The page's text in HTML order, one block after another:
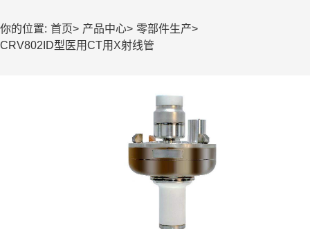
你的位置: 首页> 产品中心> 零部件生产>
CRV802ID型医用CT用X射线管